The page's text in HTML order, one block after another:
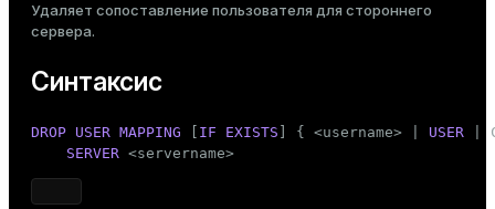
Средний
Тема
Удаляет сопоставление пользователя для стороннего
сервера.
Синтаксис
DROP USER MAPPING IF EXISTS ] { <username> | USER
SERVER <servername>